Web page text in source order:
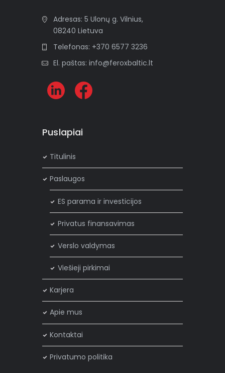
Adresas: 5 Ulonų g. Vilnius,
08240 Lietuva
Telefonas: +370 6577 3236
El. paštas: info@feroxbaltic.lt
Puslapiai
Titulinis
Paslaugos
ES parama ir investicijos
Privatus finansavimas
Verslo valdymas
Viešieji pirkimai
Karjera
Apie mus
Kontaktai
Privatumo politika